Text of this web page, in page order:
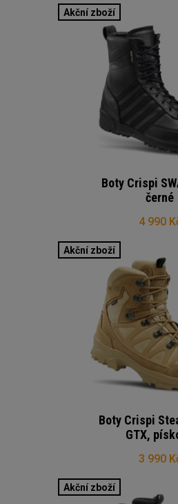
Akční zboží
Boty Crispi
černé
4 990
Akční zboží
Boty Crispi
GTX,
3 990
Akční zboží